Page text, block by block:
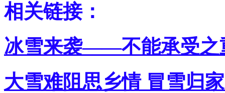
相关链接：
冰雪来袭——不能承受之
大雪难阻思乡情 冒雪归